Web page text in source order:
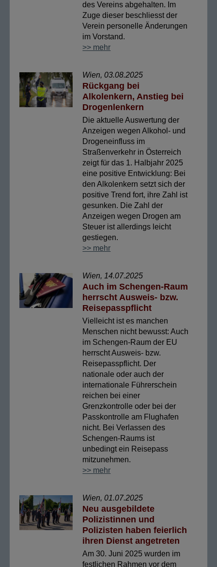
des Vereins abgehalten. Im
Zuge dieser beschliesst der
Verein personelle Änderungen
im Vorstand.
>> mehr
Wien, 03.08.2025
Rückgang bei
Alkolenkern, Anstieg bei
Drogenlenkern
Die aktuelle Auswertung der
Anzeigen wegen Alkohol- und
Drogeneinfluss im
Straßenverkehr in Österreich
zeigt für das 1. Halbjahr 2025
eine positive Entwicklung: Bei
den Alkolenkern setzt sich der
positive Trend fort, ihre Zahl ist
gesunken. Die Zahl der
Anzeigen wegen Drogen am
Steuer ist allerdings leicht
gestiegen.
>> mehr
Wien, 14.07.2025
Auch im Schengen-Raum
herrscht Ausweis- bzw.
Reisepasspflicht
Vielleicht ist es manchen
Menschen nicht bewusst: Auch
im Schengen-Raum der EU
herrscht Ausweis- bzw.
Reisepasspflicht. Der
nationale oder auch der
internationale Führerschein
reichen bei einer
Grenzkontrolle oder bei der
Passkontrolle am Flughafen
nicht. Bei Verlassen des
Schengen-Raums ist
unbedingt ein Reisepass
mitzunehmen.
>> mehr
Wien, 01.07.2025
Neu ausgebildete
Polizistinnen und
Polizisten haben feierlich
ihren Dienst angetreten
Am 30. Juni 2025 wurden im
festlichen Rahmen vor dem